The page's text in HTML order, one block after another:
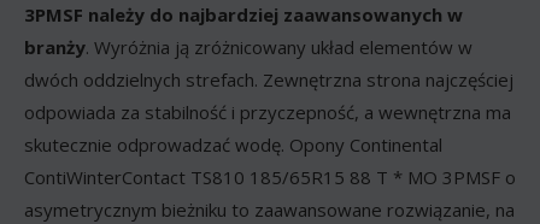
3PMSF należy do najbardziej zaawansowanych w
branży. Wyróżnia ją zróżnicowany układ elementów w
dwóch oddzielnych strefach. Zewnętrzna strona najczęściej
odpowiada za stabilność i przyczepność, a wewnętrzna ma
skutecznie odprowadzać wodę. Opony Continental
ContiWinterContact TS810 185/65R15 88 T * MO 3PMSF o
asymetrycznym bieżniku to zaawansowane rozwiązanie, na